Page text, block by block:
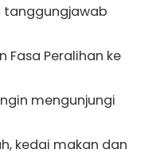
tanggungjawab
Peralihan ke
mengunjungi
kedai makan dan